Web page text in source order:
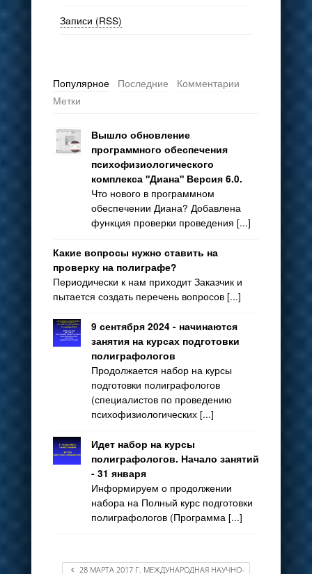
Записи (RSS)
Популярное Последние
Комментарии
Метки
Вышло обновление
программного обеспечения
психофизиологического
комплекса "Диана" Версия 6.0.
Что нового в программном
обеспечении Диана? Добавлена
функция проверки проведения [...]
Какие вопросы нужно ставить на
проверку на полиграфе?
Периодически к нам приходит Заказчик и
пытается создать перечень вопросов [...]
9 сентября 2024 - начинаются
занятия на курсах подготовки
полиграфологов
Продолжается набор на курсы
подготовки полиграфологов
(специалистов по проведению
психофизиологических [...]
Идет набор на курсы
полиграфологов. Начало занятий
- 31 января
Информируем о продолжении
набора на Полный курс подготовки
полиграфологов (Программа [...]
28 МАРТА 2017 Г. МЕЖДУНАРОДНАЯ НАУЧНО-